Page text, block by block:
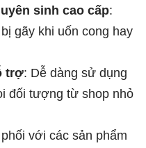
sinh cao cấp:
gãy khi uốn cong hay
trợ: Dễ dàng sử dụng
đối tượng từ shop nhỏ
với các sản phẩm